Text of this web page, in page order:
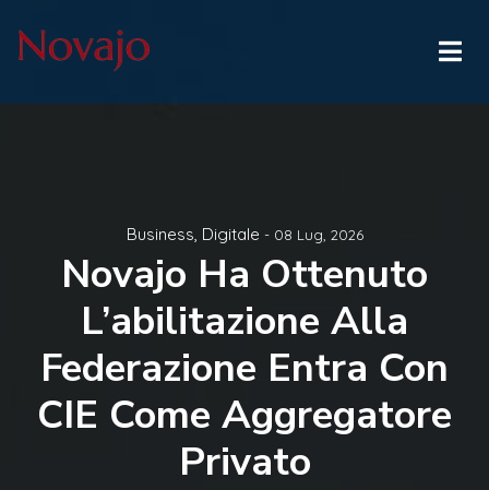
Business, Digitale - 08 Lug, 2026
Novajo Ha Ottenuto
L’abilitazione Alla
Federazione Entra Con
CIE Come Aggregatore
Privato